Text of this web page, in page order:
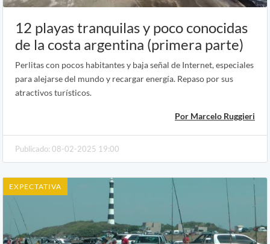
12 playas tranquilas y poco conocidas
de la costa argentina (primera parte)
Perlitas con pocos habitantes y baja señal de Internet, especiales
para alejarse del mundo y recargar energía. Repaso por sus
atractivos turísticos.
Por Marcelo Ruggieri
Publicado: 08-02-2025 19:00
EXPECTATIVA